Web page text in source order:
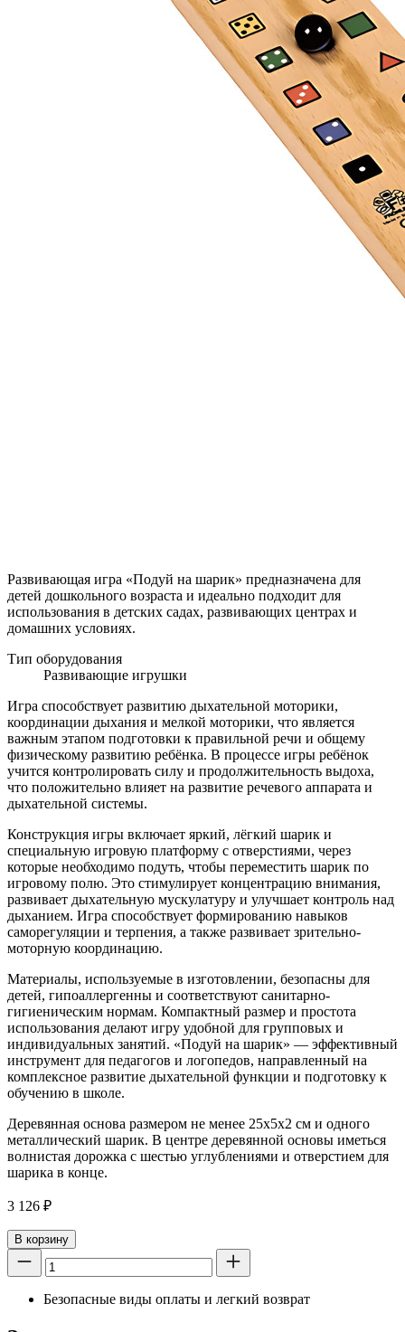
Развивающая игра «Подуй на шарик» предназначена для
детей дошкольного возраста и идеально подходит для
использования в детских садах, развивающих центрах и
домашних условиях.
Тип оборудования
Развивающие игрушки
Игра способствует развитию дыхательной моторики,
координации дыхания и мелкой моторики, что является
важным этапом подготовки к правильной речи и общему
физическому развитию ребёнка. В процессе игры ребёнок
учится контролировать силу и продолжительность выдоха,
что положительно влияет на развитие речевого аппарата и
дыхательной системы.
Конструкция игры включает яркий, лёгкий шарик и
специальную игровую платформу с отверстиями, через
которые необходимо подуть, чтобы переместить шарик по
игровому полю. Это стимулирует концентрацию внимания,
развивает дыхательную мускулатуру и улучшает контроль над
дыханием. Игра способствует формированию навыков
саморегуляции и терпения, а также развивает зрительно-
моторную координацию.
Материалы, используемые в изготовлении, безопасны для
детей, гипоаллергенны и соответствуют санитарно-
гигиеническим нормам. Компактный размер и простота
использования делают игру удобной для групповых и
индивидуальных занятий. «Подуй на шарик» — эффективный
инструмент для педагогов и логопедов, направленный на
комплексное развитие дыхательной функции и подготовку к
обучению в школе.
Деревянная основа размером не менее 25x5x2 см и одного
металлический шарик. В центре деревянной основы иметься
волнистая дорожка с шестью углублениями и отверстием для
шарика в конце.
3 126 ₽
В корзину
Безопасные виды оплаты и легкий возврат